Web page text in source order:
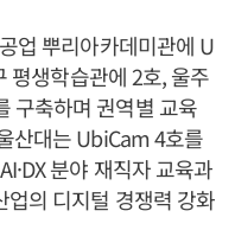
업 뿌리아카데미관에 U
평생학습관에 2호, 울주
구축하며 권역별 교육
산대는 UbiCam 4호를
분야 재직자 교육과
의 디지털 경쟁력 강화